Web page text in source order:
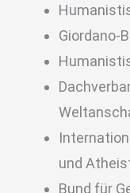
Giordano-
und
Bund für